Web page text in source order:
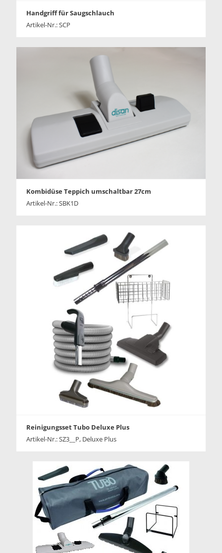
Handgriff für Saugschlauch
Artikel-Nr.: SCP
Kombidüse Teppich umschaltbar 27cm
Artikel-Nr.: SBK1D
Reinigungsset Tubo Deluxe Plus
Artikel-Nr.: SZ3__P, Deluxe Plus